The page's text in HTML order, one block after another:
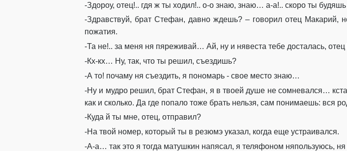
-Здороу, отец!.. гдя ж ты ходил!.. о-о знаю, знаю… а-а!.. скоро ты будяшь
-Здравствуй, брат Стефан, давно ждешь? – говорил отец Макарий,
пожатия.
-Та не!.. за меня ня пяреживай… Ай, ну и нявеста тебе досталась, отец
-Кх-кх… Ну, так, что ты решил, съездишь?
-А то! почаму ня съездить, я пономарь - свое место знаю…
-Ну и мудро решил, брат Стефан, я в твоей душе не сомневался…
как и сколько. Да где попало тоже брать нельзя, сам понимаешь: вся
-Куда й ты мне, отец, отправил?
-На твой номер, который ты в резюмэ указал, когда еще устраивался.
-А-а… так это я тогда матушкин напясал, я теляфоном няпользуюсь, ня